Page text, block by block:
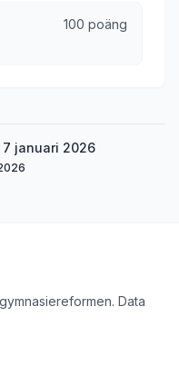
100 poäng
7 januari 2026
Data